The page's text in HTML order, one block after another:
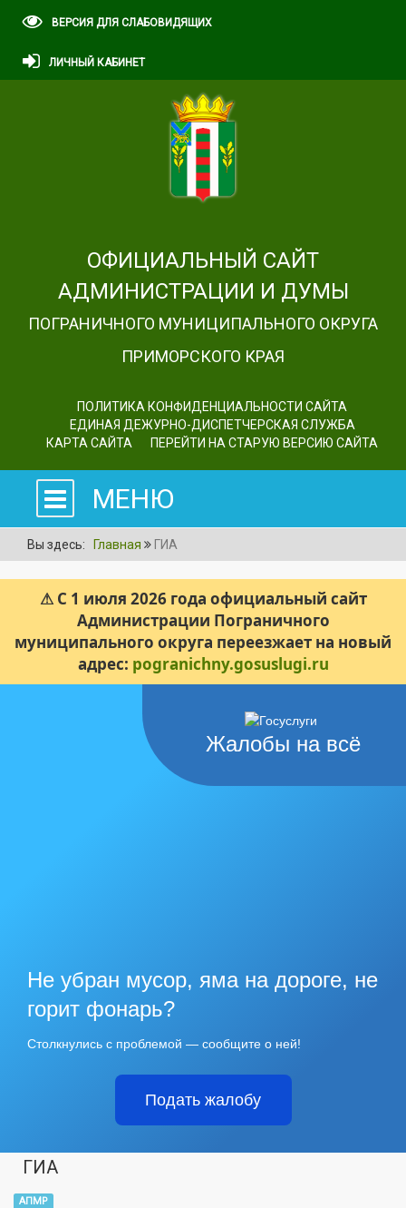
ВЕРСИЯ ДЛЯ СЛАБОВИДЯЩИХ
ЛИЧНЫЙ КАБИНЕТ
ОФИЦИАЛЬНЫЙ САЙТ
АДМИНИСТРАЦИИ И ДУМЫ
ПОГРАНИЧНОГО МУНИЦИПАЛЬНОГО ОКРУГА
ПРИМОРСКОГО КРАЯ
ПОЛИТИКА КОНФИДЕНЦИАЛЬНОСТИ САЙТА
ЕДИНАЯ ДЕЖУРНО-ДИСПЕТЧЕРСКАЯ СЛУЖБА
КАРТА САЙТА
ПЕРЕЙТИ НА СТАРУЮ ВЕРСИЮ САЙТА
МЕНЮ
Вы здесь: Главная ГИА
⚠ С 1 июля 2026 года официальный сайт
Администрации Пограничного
муниципального округа переезжает на новый
адрес: pogranichny.gosuslugi.ru
Жалобы на всё
Не убран мусор, яма на дороге, не
горит фонарь?
Столкнулись с проблемой — сообщите о ней!
Подать жалобу
ГИА
АПМР